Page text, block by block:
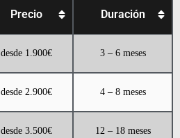
Precio Duración
desde 1.900€ 3 – 6 meses
desde 2.900€ 4 – 8 meses
desde 3.500€ 12 – 18 meses